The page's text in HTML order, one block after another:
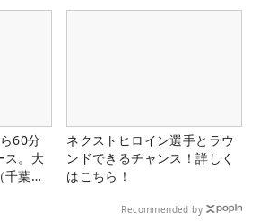
60分
ス。大
千葉
ネクストヒロイン選手とラウ
ンドできるチャンス！詳しく
はこちら！
Recommended by